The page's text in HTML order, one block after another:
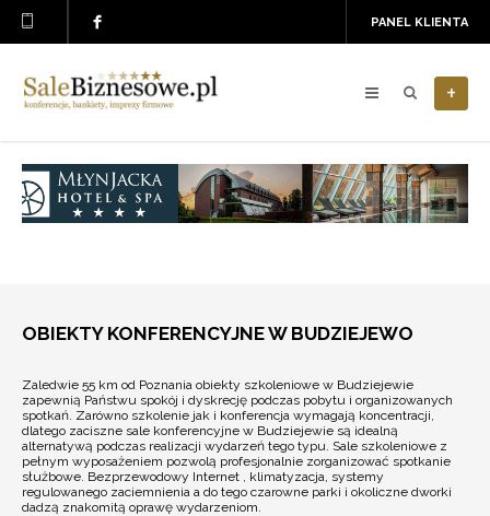
PANEL KLIENTA
+
OBIEKTY KONFERENCYJNE W BUDZIEJEWO
Zaledwie 55 km od Poznania obiekty szkoleniowe w Budziejewie
zapewnią Państwu spokój i dyskrecję podczas pobytu i organizowanych
spotkań. Zarówno szkolenie jak i konferencja wymagają koncentracji,
dlatego zaciszne sale konferencyjne w Budziejewie są idealną
alternatywą podczas realizacji wydarzeń tego typu. Sale szkoleniowe z
pełnym wyposażeniem pozwolą profesjonalnie zorganizować spotkanie
służbowe. Bezprzewodowy Internet , klimatyzacja, systemy
regulowanego zaciemnienia a do tego czarowne parki i okoliczne dworki
dadzą znakomitą oprawę wydarzeniom.